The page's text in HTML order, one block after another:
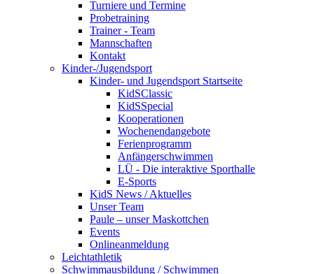
Turniere und Termine
Probetraining
Trainer - Team
Mannschaften
Kontakt
Kinder-/Jugendsport
Kinder- und Jugendsport Startseite
KidSClassic
KidSSpecial
Kooperationen
Wochenendangebote
Ferienprogramm
Anfängerschwimmen
LÜ - Die interaktive Sporthalle
E-Sports
KidS News / Aktuelles
Unser Team
Paule – unser Maskottchen
Events
Onlineanmeldung
Leichtathletik
Schwimmausbildung / Schwimmen